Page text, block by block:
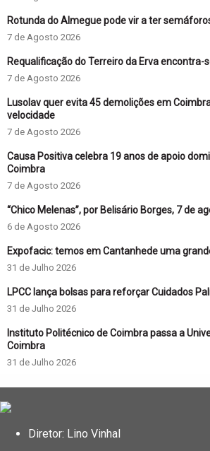
Rotunda do Almegue pode vir a ter
7 de Agosto 2026
Requalificação do Terreiro da Erva encontra-
7 de Agosto 2026
Lusolav quer evita 45 demolições em
velocidade
7 de Agosto 2026
Causa Positiva celebra 19 anos de apoio
Coimbra
7 de Agosto 2026
“Chico Melenas”, por Belisário Borges, 7 de
6 de Agosto 2026
Expofacic: temos em Cantanhede uma
31 de Julho 2026
LPCC lança bolsas para reforçar Cuidados
31 de Julho 2026
Instituto Politécnico de Coimbra passa a
Coimbra
31 de Julho 2026
Diretor: Lino Vinhal